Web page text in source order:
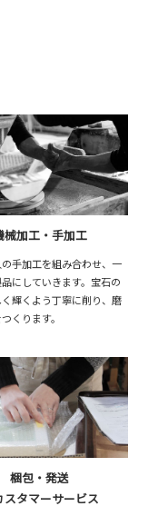
械加工・手加工
手加工を組み合わせ、一
にしていきます。宝石の
輝くよう丁寧に削り、磨
くります。
梱包・発送
スタマーサービス